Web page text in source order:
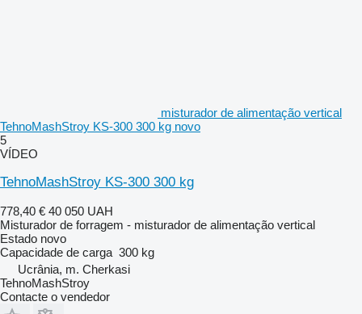
misturador de alimentação vertical
TehnoMashStroy KS-300 300 kg novo
5
VÍDEO
TehnoMashStroy KS-300 300 kg
778,40 € 40 050 UAH
Misturador de forragem - misturador de alimentação vertical
Estado novo
Capacidade de carga 300 kg
Ucrânia, m. Cherkasi
TehnoMashStroy
Contacte o vendedor